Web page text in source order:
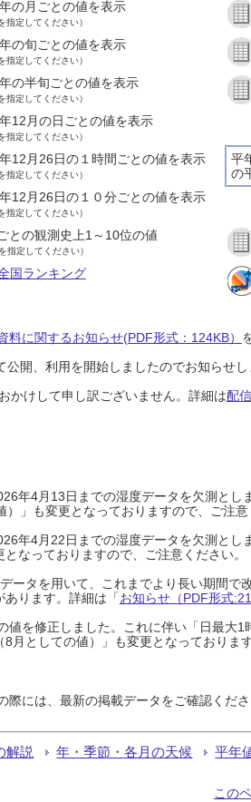
の月ごとの値を表示
指定してください）
の旬ごとの値を表示
指定してください）
の半旬ごとの値を表示
指定してください）
12月の日ごとの値を表示
指定してください）
平
の
12月26日の１時間ごとの値を表示
指定してください）
12月26日の１０分ごとの値を表示
指定してください）
との観測史上1～10位の値
指定してください）
国ランキング
料に関するお知らせ(PDF形式：124KB）
開、利用を開始しましたのでお知らせ
かけして申し訳ございません。詳細は配
年4月13日までの湿度データを欠測とし
」も変更となっておりますので、ご注意
年4月22日までの湿度データを欠測とし
なっておりますので、ご注意ください
ータを用いて、これまでより長い期間で
ります。詳細は「お知らせ（PDF形式
を修正しました。これに伴い「日最大1
月としての値）」も変更となっておりま
には、最新の掲載データをご確認くだ
解説 年・季節・各月の天候 平年
この